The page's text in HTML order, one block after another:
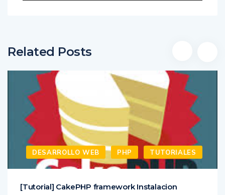
Related Posts
DESARROLLO WEB PHP TUTORIALES
[Tutorial] CakePHP framework Instalacion